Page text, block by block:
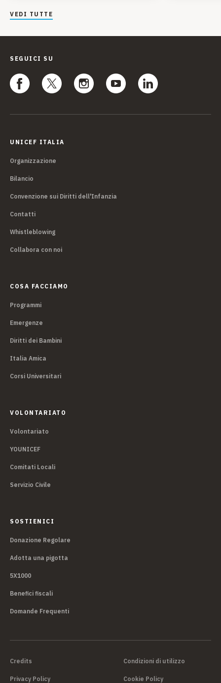
VEDI TUTTE
SEGUICI SU
UNICEF ITALIA
Organizzazione
Bilancio
Convenzione sui Diritti dell'Infanzia
Contatti
Whistleblowing
Collabora con noi
COSA FACCIAMO
Programmi
Emergenze
Diritti dei Bambini
Italia Amica
Corsi Universitari
VOLONTARIATO
Volontariato
YOUNICEF
Comitati Locali
Servizio Civile
SOSTIENICI
Donazione Regolare
Adotta una pigotta
5X1000
Benefici fiscali
Domande Frequenti
Credits Condizioni di utilizzo
Privacy Policy Cookie Policy